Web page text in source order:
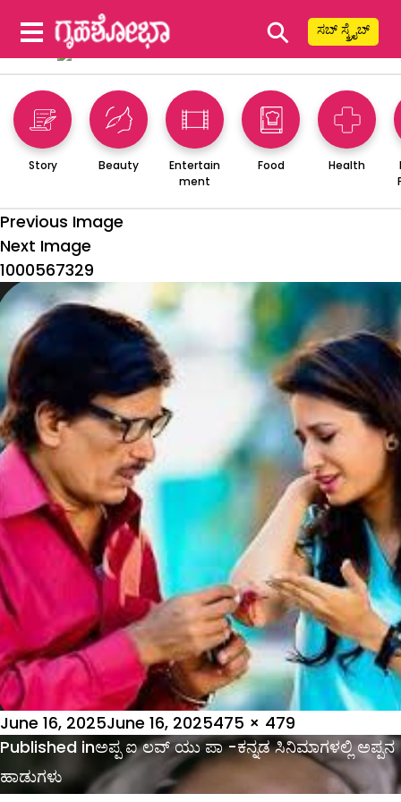
⚲ ಸಬ್ ಸ್ಕ್ರೈಬ್
Story Beauty
Entertain
ment
Food Health
Previous Image
Next Image
1000567329
Posted
on
June 16, 2025June 16, 2025Full
size
475 × 479
Post
navigation
Published inಅಪ್ಪ ಐ ಲವ್ ಯು ಪಾ -ಕನ್ನಡ ಸಿನಿಮಾಗಳಲ್ಲಿ ಅಪ್ಪನ
ಹಾಡುಗಳು